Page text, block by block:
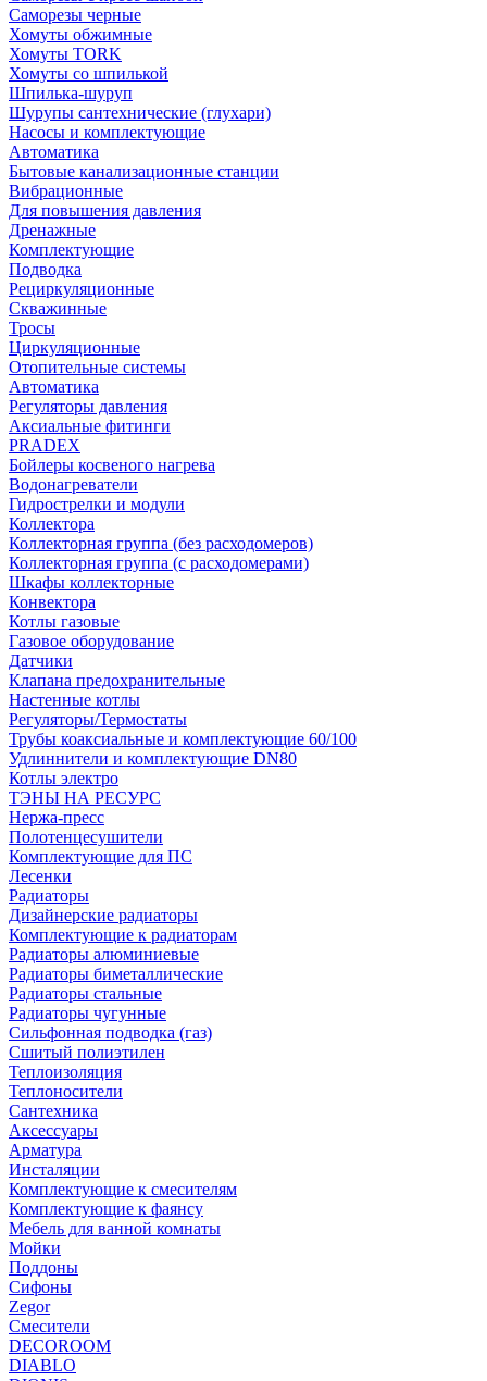
Саморезы черные
Хомуты обжимные
Хомуты TORK
Хомуты со шпилькой
Шпилька-шуруп
Шурупы сантехнические (глухари)
Насосы и комплектующие
Автоматика
Бытовые канализационные станции
Вибрационные
Для повышения давления
Дренажные
Комплектующие
Подводка
Рециркуляционные
Скважинные
Тросы
Циркуляционные
Отопительные системы
Автоматика
Регуляторы давления
Аксиальные фитинги
PRADEX
Бойлеры косвеного нагрева
Водонагреватели
Гидрострелки и модули
Коллектора
Коллекторная группа (без расходомеров)
Коллекторная группа (с расходомерами)
Шкафы коллекторные
Конвектора
Котлы газовые
Газовое оборудование
Датчики
Клапана предохранительные
Настенные котлы
Регуляторы/Термостаты
Трубы коаксиальные и комплектующие 60/100
Удлиннители и комплектующие DN80
Котлы электро
ТЭНЫ НА РЕСУРС
Нержа-пресс
Полотенцесушители
Комплектующие для ПС
Лесенки
Радиаторы
Дизайнерские радиаторы
Комплектующие к радиаторам
Радиаторы алюминиевые
Радиаторы биметаллические
Радиаторы стальные
Радиаторы чугунные
Сильфонная подводка (газ)
Сшитый полиэтилен
Теплоизоляция
Теплоносители
Сантехника
Аксессуары
Арматура
Инсталяции
Комплектующие к смесителям
Комплектующие к фаянсу
Мебель для ванной комнаты
Мойки
Поддоны
Сифоны
Zegor
Смесители
DECOROOM
DIABLO